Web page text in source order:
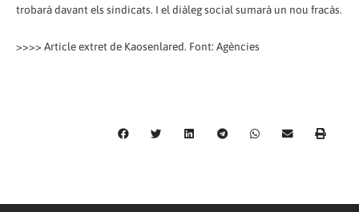
trobarà davant els sindicats. I el diàleg social sumarà un nou fracàs.
>>>> Article extret de Kaosenlared. Font: Agències